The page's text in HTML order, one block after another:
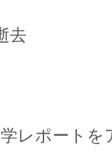
去
レポートを